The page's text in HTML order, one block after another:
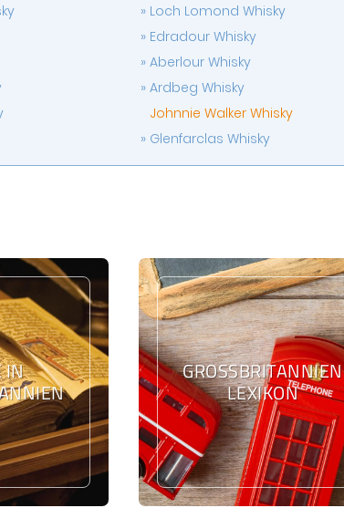
Loch Lomond Whisky
Edradour Whisky
Aberlour Whisky
Ardbeg Whisky
Johnnie Walker Whisky
Glenfarclas Whisky
IN GROSSBRITANNIEN L
EXIKON